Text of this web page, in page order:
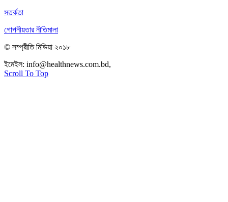
সতর্কতা
গোপনীয়তার নীতিমালা
© সম্প্রীতি মিডিয়া ২০১৮
ইমেইল: info@healthnews.com.bd,
Scroll To Top